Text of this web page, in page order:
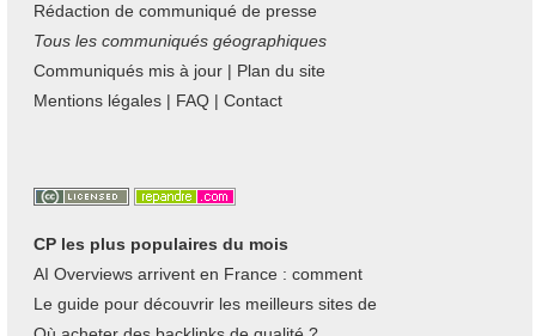
Rédaction de communiqué de presse
Tous les communiqués géographiques
Communiqués mis à jour | Plan du site
Mentions légales | FAQ | Contact
CP les plus populaires du mois
AI Overviews arrivent en France : comment
Le guide pour découvrir les meilleurs sites de